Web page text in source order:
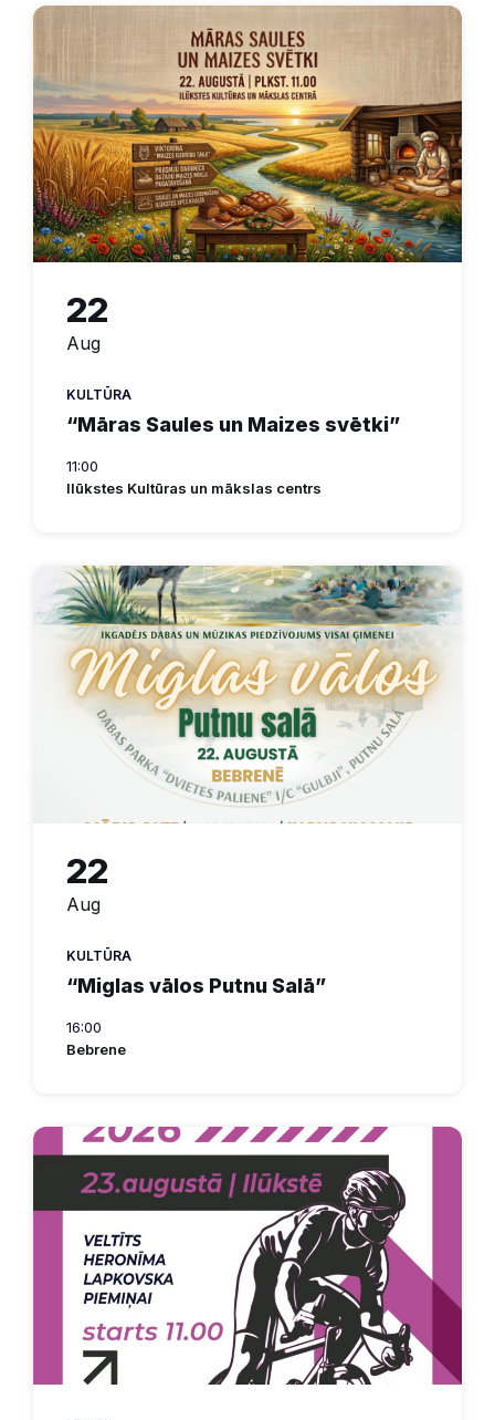
22
Aug
KULTŪRA
“Māras Saules un Maizes svētki”
11:00
Ilūkstes Kultūras un mākslas centrs
22
Aug
KULTŪRA
“Miglas vālos Putnu Salā”
16:00
Bebrene